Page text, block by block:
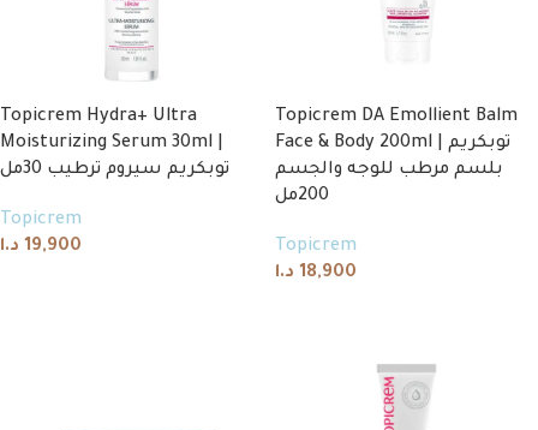
Topicrem Hydra+ Ultra
Moisturizing Serum 30ml |
توبكريم سيروم ترطيب 30مل
Topicrem
19,900 د.ا
Topicrem DA Emollient Balm
Face & Body 200ml | توبكريم
بلسم مرطب للوجه والجسم
200مل
Topicrem
18,900 د.ا